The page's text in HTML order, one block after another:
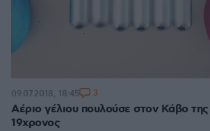
Αέριο γέλιου πουλούσε στον Κάβο
19χρονος
09.07.2018, 18:45 3